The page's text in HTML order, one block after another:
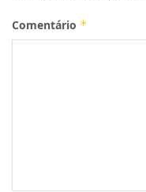
Comentário *